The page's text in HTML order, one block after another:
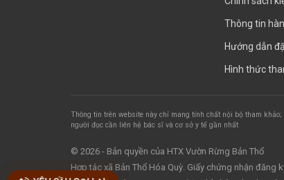
Thông tin
Hướng dẫn
Hình thức
© 2026 - Bản quyền của HTX Vườn Rừng Bản Thổ
Hợp tác xã Bản Thổ Hóa Quỳ. Giấy chứng nhận đăng
Thông tin trên website này chỉ mang tính chất nội bộ tham
người đọc cần liên hệ bác sĩ và cơ sở y tế gần nhất